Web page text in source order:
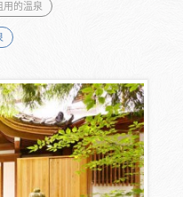
用的溫泉